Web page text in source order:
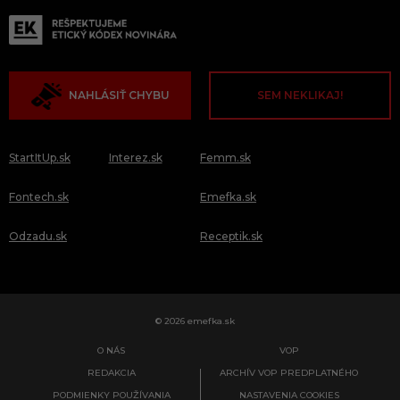
NAHLÁSIŤ CHYBU SEM NEKLIKAJ!
StartItUp.sk
Fontech.sk
Odzadu.sk
Interez.sk Femm.sk
Emefka.sk
Receptik.sk
© 2026 emefka.sk
O NÁS
REDAKCIA
PODMIENKY POUŽÍVANIA
VOP
ARCHÍV VOP PREDPLATNÉHO
NASTAVENIA COOKIES